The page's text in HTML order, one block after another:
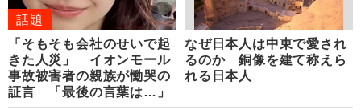
話題
「そもそも会社のせいで起
きた人災」 イオンモール
事故被害者の親族が慟哭の
証言 「最後の言葉は…」
なぜ日本人は中東で愛され
るのか 銅像を建て称えら
れる日本人